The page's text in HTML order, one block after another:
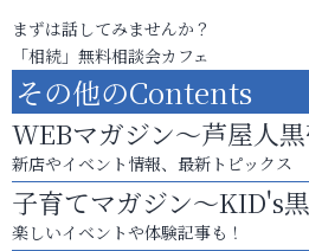
まずは話してみませんか？
「相続」無料相談会カフェ
その他のContents
WEBマガジン～芦屋人
新店やイベント情報、最新トピックス
子育てマガジン～KID's
楽しいイベントや体験記事も！